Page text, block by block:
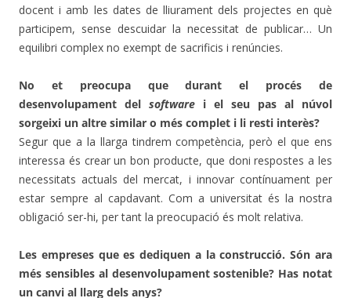
docent i amb les dates de lliurament dels projectes en què
participem, sense descuidar la necessitat de publicar… Un
equilibri complex no exempt de sacrificis i renúncies.
No et preocupa que durant el procés de
desenvolupament del software i el seu pas al núvol
sorgeixi un altre similar o més complet i li resti interès?
Segur que a la llarga tindrem competència, però el que ens
interessa és crear un bon producte, que doni respostes a les
necessitats actuals del mercat, i innovar contínuament per
estar sempre al capdavant. Com a universitat és la nostra
obligació ser-hi, per tant la preocupació és molt relativa.
Les empreses que es dediquen a la construcció. Són ara
més sensibles al desenvolupament sostenible? Has notat
un canvi al llarg dels anys?